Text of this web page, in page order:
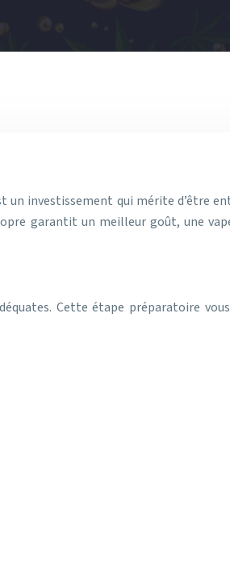
investissement qui mérite d’être
garantit un meilleur goût, une
Cette étape préparatoire